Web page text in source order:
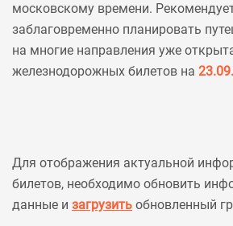
московскому времени.
заблаговременно планировать
на многие направления уже
железнодорожных билетов на
Для отображения актуальной
билетов, необходимо обновить
данные и загрузить обновленный